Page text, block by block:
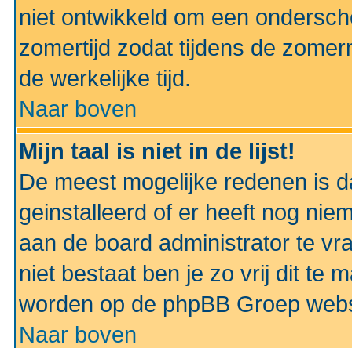
niet ontwikkeld om een
zomertijd zodat tijdens de
de werkelijke tijd.
Naar boven
Mijn taal is niet in de lijst!
De meest mogelijke redenen is
geinstalleerd of er heeft nog
aan de board administrator te
niet bestaat ben je zo vrij dit te
worden op de phpBB Groep
Naar boven